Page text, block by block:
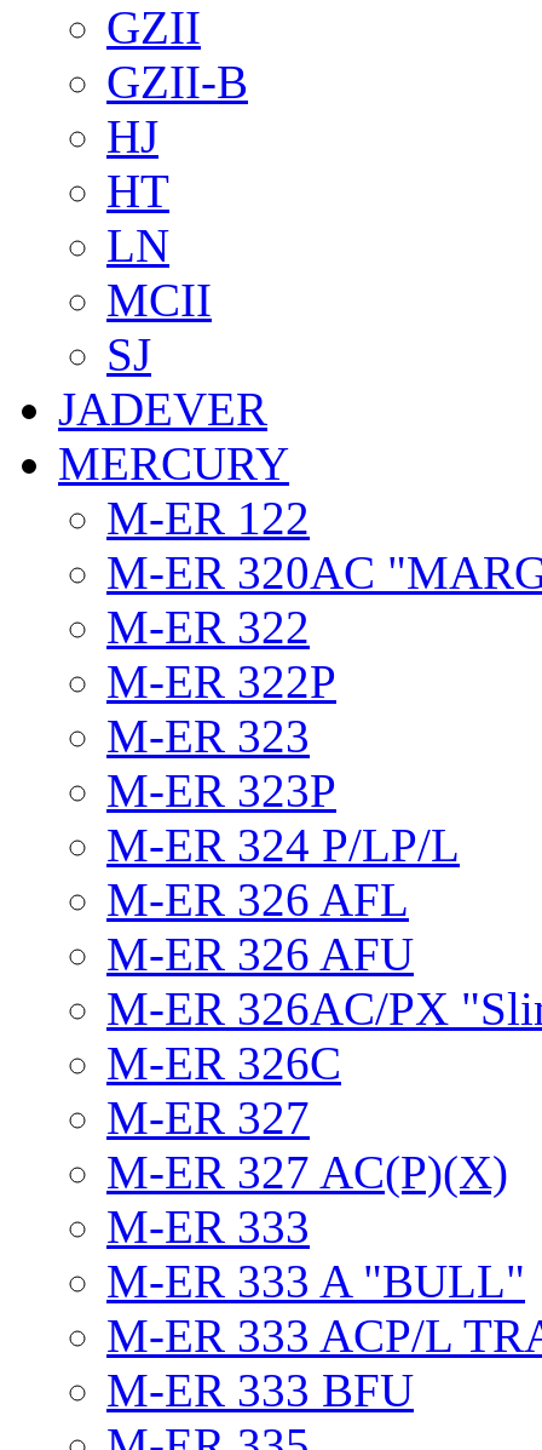
GZII
GZII-B
HJ
HT
LN
MCII
SJ
JADEVER
MERCURY
M-ER 122
M-ER 320AC
M-ER 322
M-ER 322P
M-ER 323
M-ER 323P
M-ER 324 P/LP/L
M-ER 326 AFL
M-ER 326 AFU
M-ER 326AC/PX
M-ER 326C
M-ER 327
M-ER 327 AC(P)(X)
M-ER 333
M-ER 333 A "BULL"
M-ER 333 ACP/L
M-ER 333 BFU